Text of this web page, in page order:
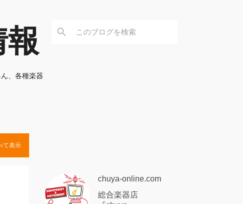
、各種楽器
て表示
chuya-online.com
総合楽器店